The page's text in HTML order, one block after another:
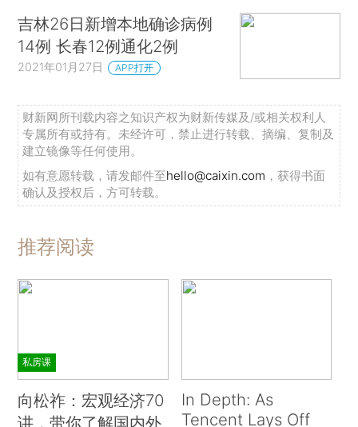
吉林26日新增本地确诊病例
14例 长春12例通化2例
2021年01月27日 APP打开
财新网所刊载内容之知识产权为财新传媒及/或相关权利人
专属所有或持有。未经许可，禁止进行转载、摘编、复制及
建立镜像等任何使用。
如有意愿转载，请发邮件至hello@caixin.com ，获得书面
确认及授权后，方可转载。
推荐阅读
私房课
向松祚：宏观经济70
讲，带你了解国内外
In Depth: As
Tencent Lays Off